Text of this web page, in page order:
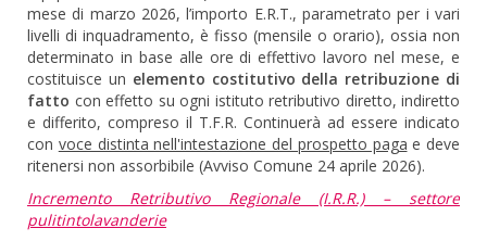
mese di marzo 2026, l’importo E.R.T., parametrato per i vari
livelli di inquadramento, è fisso (mensile o orario), ossia non
determinato in base alle ore di effettivo lavoro nel mese, e
costituisce un elemento costitutivo della retribuzione di
fatto con effetto su ogni istituto retributivo diretto, indiretto
e differito, compreso il T.F.R. Continuerà ad essere indicato
con voce distinta nell'intestazione del prospetto paga e deve
ritenersi non assorbibile (Avviso Comune 24 aprile 2026).
Incremento Retributivo Regionale (I.R.R.) – settore
pulitintolavanderie